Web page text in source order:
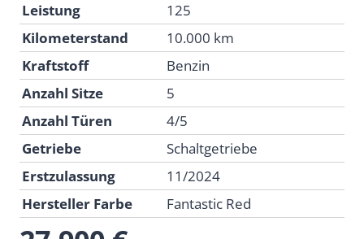
Leistung
125
Kilometerstand
10.000 km
Kraftstoff
Benzin
Anzahl Sitze
5
Anzahl Türen
4/5
Getriebe
Schaltgetriebe
Erstzulassung
11/2024
Hersteller Farbe
Fantastic Red